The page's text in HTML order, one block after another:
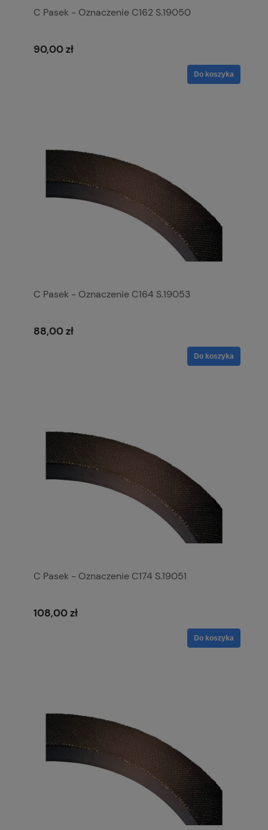
C Pasek - Oznaczenie C162 S.19050
90,00 zł
Do koszyka
C Pasek - Oznaczenie C164 S.19053
88,00 zł
Do koszyka
C Pasek - Oznaczenie C174 S.19051
108,00 zł
Do koszyka